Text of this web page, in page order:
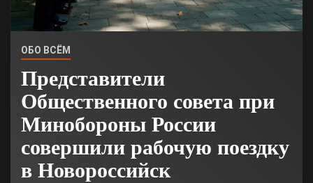
ОБО ВСЁМ
Представители
Общественного совета при
Минобороны России
совершили рабочую поездку
в Новороссийск